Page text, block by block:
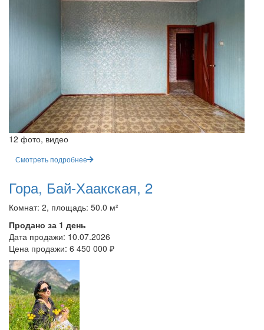
12 фото, видео
Смотреть подробнее
Гора, Бай-Хаакская, 2
Комнат: 2, площадь: 50.0 м²
Продано за 1 день
Дата продажи: 10.07.2026
Цена продажи: 6 450 000 ₽